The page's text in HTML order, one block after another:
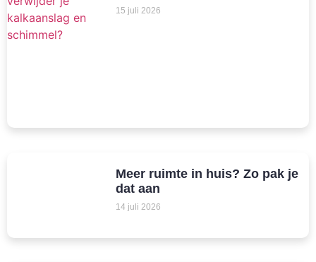
15 juli 2026
Meer ruimte in huis? Zo pak je
dat aan
14 juli 2026